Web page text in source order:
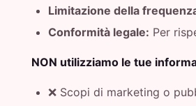
Limitazione della
Conformità legale: Per
NON utilizziamo le tue
❌ Scopi di marketing o